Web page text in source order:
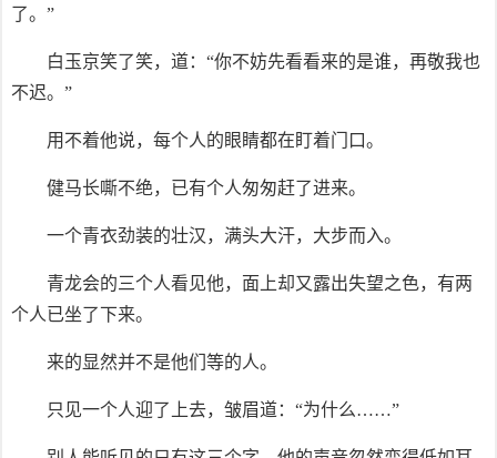
了。”
白玉京笑了笑，道：“你不妨先看看来的是谁，再敬我也
不迟。”
用不着他说，每个人的眼睛都在盯着门口。
健马长嘶不绝，已有个人匆匆赶了进来。
一个青衣劲装的壮汉，满头大汗，大步而入。
青龙会的三个人看见他，面上却又露出失望之色，有两
个人已坐了下来。
来的显然并不是他们等的人。
只见一个人迎了上去，皱眉道：“为什么……”